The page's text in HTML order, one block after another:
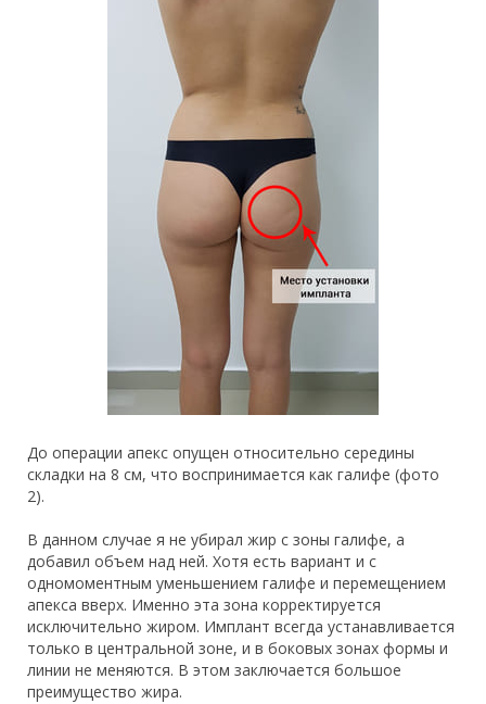
До операции апекс опущен относительно середины
складки на 8 см, что воспринимается как галифе (фото
2).
В данном случае я не убирал жир с зоны галифе, а
добавил объем над ней. Хотя есть вариант и с
одномоментным уменьшением галифе и перемещением
апекса вверх. Именно эта зона корректируется
исключительно жиром. Имплант всегда устанавливается
только в центральной зоне, и в боковых зонах формы и
линии не меняются. В этом заключается большое
преимущество жира.